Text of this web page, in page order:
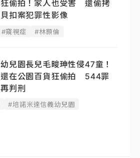
狂偷拍！家人也受害 還偷拷
貝扣案犯罪性影像
#窺視症 #林顥倫
幼兒園長兒毛畯珅性侵47童！
還在公園百貨狂偷拍 544罪
再判刑
#培諾米達信義幼兒園